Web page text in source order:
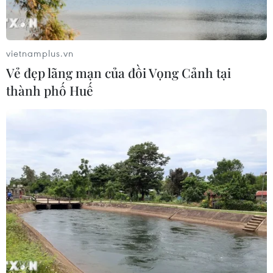
Quảng Ngãi: Chiêm ngưỡng
cảnh sắc tuyệt đẹp của gành Đá Đỏ
04/08/2026 07:08
Kayabuki no Sato - ngôi làng
Đánh thức tiềm năng du lịch cộng
đồng từ cánh rừng ngập nước
nguyên sơ duy nhất ở Đắk Lắk
04/08/2026 02:47
vietnamplus.vn
Vẻ đẹp lãng mạn của đồi Vọng Cảnh tại
thành phố Huế